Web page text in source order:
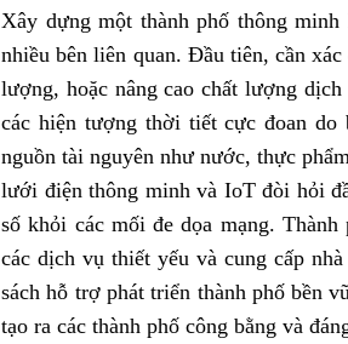
Xây dựng một thành phố thông
nhiều bên liên quan. Đầu tiên, cần
lượng, hoặc nâng cao chất lượng
các hiện tượng thời tiết cực đoan do
nguồn tài nguyên như nước, thực
lưới điện thông minh và IoT đòi hỏi
số khỏi các mối đe dọa mạng.
các dịch vụ thiết yếu và cung cấp
sách hỗ trợ phát triển thành phố bền
tạo ra các thành phố công bằng và